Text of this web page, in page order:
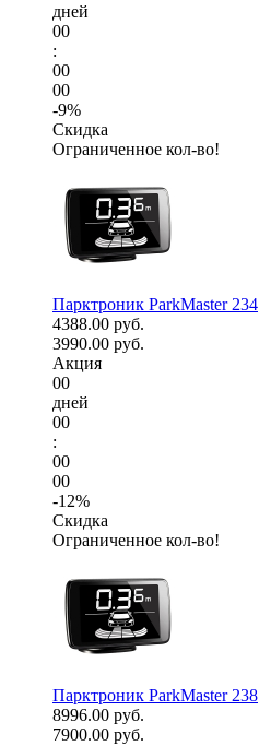
дней
00
:
00
00
-9%
Скидка
Ограниченное кол-во!
Парктроник ParkMaster 234
4388.00 руб.
3990.00 руб.
Акция
00
дней
00
:
00
00
-12%
Скидка
Ограниченное кол-во!
Парктроник ParkMaster 238
8996.00 руб.
7900.00 руб.